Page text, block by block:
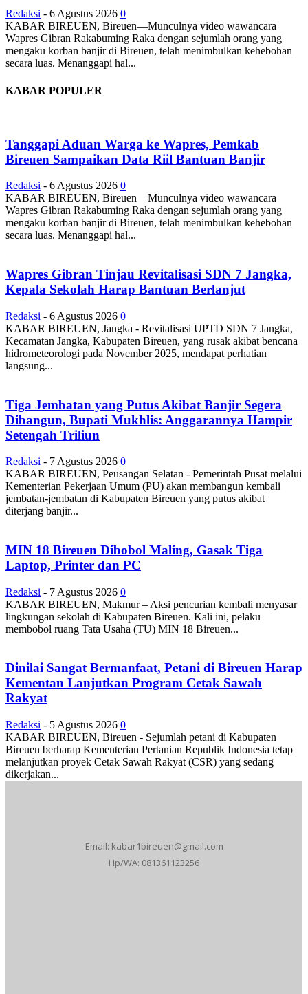
Redaksi - 6 Agustus 2026 0
KABAR BIREUEN, Bireuen—Munculnya video wawancara
Wapres Gibran Rakabuming Raka dengan sejumlah orang yang
mengaku korban banjir di Bireuen, telah menimbulkan kehebohan
secara luas. Menanggapi hal...
KABAR POPULER
Tanggapi Aduan Warga ke Wapres, Pemkab
Bireuen Sampaikan Data Riil Bantuan Banjir
Redaksi - 6 Agustus 2026 0
KABAR BIREUEN, Bireuen—Munculnya video wawancara
Wapres Gibran Rakabuming Raka dengan sejumlah orang yang
mengaku korban banjir di Bireuen, telah menimbulkan kehebohan
secara luas. Menanggapi hal...
Wapres Gibran Tinjau Revitalisasi SDN 7 Jangka,
Kepala Sekolah Harap Bantuan Berlanjut
Redaksi - 6 Agustus 2026 0
KABAR BIREUEN, Jangka - Revitalisasi UPTD SDN 7 Jangka,
Kecamatan Jangka, Kabupaten Bireuen, yang rusak akibat bencana
hidrometeorologi pada November 2025, mendapat perhatian
langsung...
Tiga Jembatan yang Putus Akibat Banjir Segera
Dibangun, Bupati Mukhlis: Anggarannya Hampir
Setengah Triliun
Redaksi - 7 Agustus 2026 0
KABAR BIREUEN, Peusangan Selatan - Pemerintah Pusat melalui
Kementerian Pekerjaan Umum (PU) akan membangun kembali
jembatan-jembatan di Kabupaten Bireuen yang putus akibat
diterjang banjir...
MIN 18 Bireuen Dibobol Maling, Gasak Tiga
Laptop, Printer dan PC
Redaksi - 7 Agustus 2026 0
KABAR BIREUEN, Makmur – Aksi pencurian kembali menyasar
lingkungan sekolah di Kabupaten Bireuen. Kali ini, pelaku
membobol ruang Tata Usaha (TU) MIN 18 Bireuen...
Dinilai Sangat Bermanfaat, Petani di Bireuen Harap
Kementan Lanjutkan Program Cetak Sawah
Rakyat
Redaksi - 5 Agustus 2026 0
KABAR BIREUEN, Bireuen - Sejumlah petani di Kabupaten
Bireuen berharap Kementerian Pertanian Republik Indonesia tetap
melanjutkan proyek Cetak Sawah Rakyat (CSR) yang sedang
dikerjakan...
Email: kabar1bireuen@gmail.com
Hp/WA: 081361123256